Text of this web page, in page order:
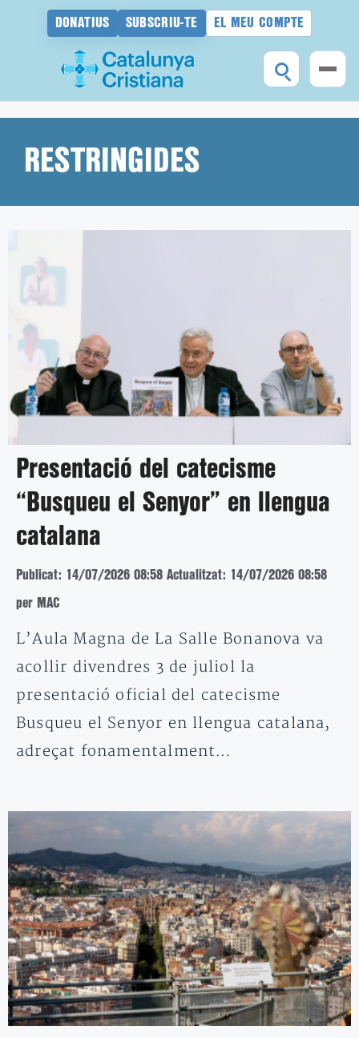
DONATIUS SUBSCRIU-TE EL MEU COMPTE
contingutRESTRINGIDES
Presentació del catecisme
“Busqueu el Senyor” en llengua
catalana
Publicat: 14/07/2026 08:58 Actualitzat: 14/07/2026 08:58
per MAC
L’Aula Magna de La Salle Bonanova va
acollir divendres 3 de juliol la
presentació oficial del catecisme
Busqueu el Senyor en llengua catalana,
adreçat fonamentalment…